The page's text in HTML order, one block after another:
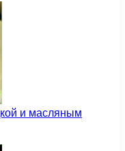
и масляным